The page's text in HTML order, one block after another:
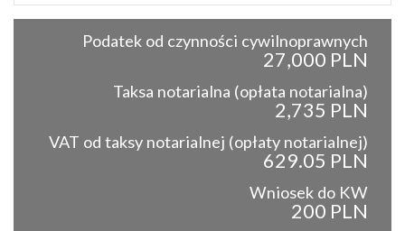
Podatek od czynności cywilnoprawnych
27,000 PLN
Taksa notarialna (opłata notarialna)
2,735 PLN
VAT od taksy notarialnej (opłaty notarialnej)
629.05 PLN
Wniosek do KW
200 PLN